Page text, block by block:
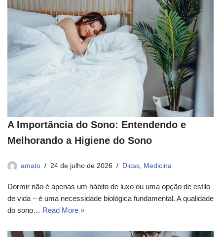
A Importância do Sono: Entendendo e
Melhorando a Higiene do Sono
amato 24 de julho de 2026 Dicas, Medicina
Dormir não é apenas um hábito de luxo ou uma opção de estilo
de vida – é uma necessidade biológica fundamental. A qualidade
do sono… Read More »